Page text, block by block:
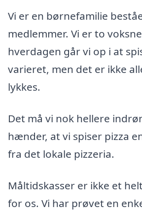
Vi er en børnefamilie
medlemmer. Vi er to
hverdagen går vi op i at
varieret, men det er ikke
lykkes.
Det må vi nok hellere
hænder, at vi spiser pizza
fra det lokale pizzeria.
Måltidskasser er ikke et
for os. Vi har prøvet en